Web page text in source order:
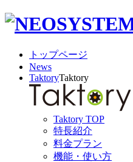
トップページ
News
TaktoryTaktory
Taktory TOP
特長紹介
料金プラン
機能・使い方